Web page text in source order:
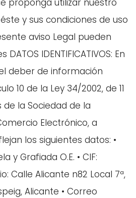
proponga utilizar nuestro
y sus condiciones de uso
aviso Legal pueden
IDENTIFICATIVOS: En
deber de información
10 de la Ley 34/2002, de 11
de la Sociedad de la
Electrónico, a
los siguientes datos: •
y Grafiada O.E. • CIF:
Calle Alicante n82 Local 7ª,
Alicante • Correo